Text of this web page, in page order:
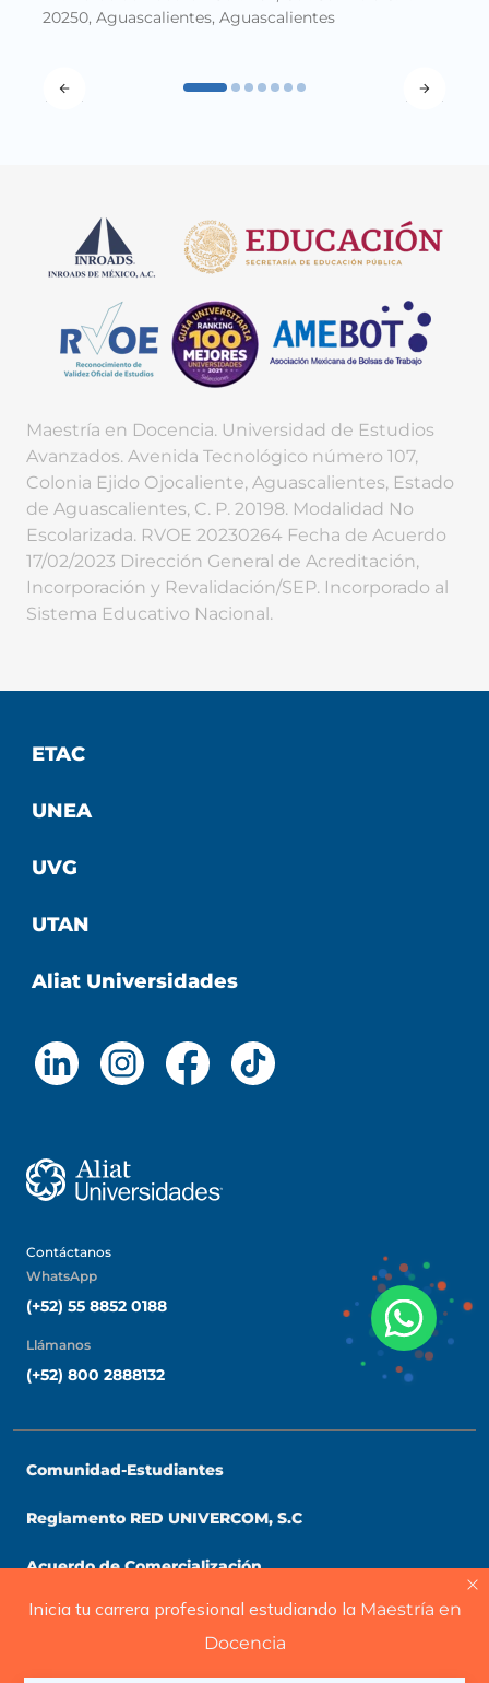
Inicia tu carrera profesional estudiando la Maestría en
Docencia
20250, Aguascalientes, Aguascalientes
Maestría en Docencia. Universidad de Estudios
Avanzados. Avenida Tecnológico número 107,
Colonia Ejido Ojocaliente, Aguascalientes, Estado
de Aguascalientes, C. P. 20198. Modalidad No
Escolarizada. RVOE 20230264 Fecha de Acuerdo
17/02/2023 Dirección General de Acreditación,
Incorporación y Revalidación/SEP. Incorporado al
Sistema Educativo Nacional.
ETAC
UNEA
UVG
UTAN
Aliat Universidades
Contáctanos
WhatsApp
(+52) 55 8852 0188
Llámanos
(+52) 800 2888132
Comunidad-Estudiantes
Reglamento RED UNIVERCOM, S.C
Acuerdo de Comercialización
Carreras Universitarias
UNEA Universidad
para nuevo ingreso